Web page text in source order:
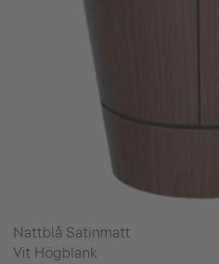
Nattblå Satinmatt
Vit Högblank